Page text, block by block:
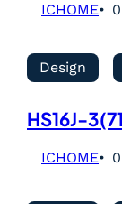
ICHOME
Design
HS16J-
ICHOME